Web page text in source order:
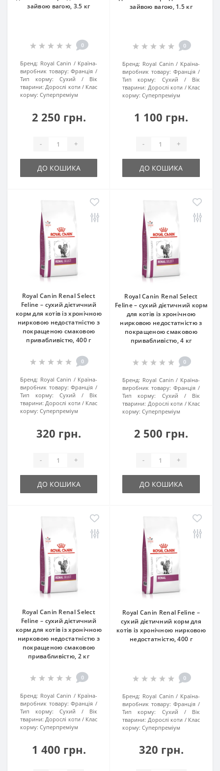
зайвою вагою, 3.5 кг
0
Бренд: Royal Canin
Країна-
виробник товару: Франція
Тип корму:
Сухий
Вік
тварини: Дорослі коти
Клас
корму: Суперпреміум
2 250 грн.
- +
ДО КОШИКА
зайвою вагою, 1.5 кг
0
Бренд: Royal Canin
Країна-
виробник товару: Франція
Тип корму:
Сухий
Вік
тварини: Дорослі коти
Клас
корму: Суперпреміум
1 100 грн.
- +
ДО КОШИКА
Royal Canin Renal Select
Feline – сухий дієтичний
корм для котів із хронічною
нирковою недостатністю з
покращеною смаковою
привабливістю, 400 г
0
Бренд: Royal Canin
Країна-
виробник товару: Франція
Тип корму:
Сухий
Вік
тварини: Дорослі коти
Клас
корму: Суперпреміум
320 грн.
- +
ДО КОШИКА
Royal Canin Renal Select
Feline – сухий дієтичний корм
для котів із хронічною
нирковою недостатністю з
покращеною смаковою
привабливістю, 4 кг
0
Бренд: Royal Canin
Країна-
виробник товару: Франція
Тип корму:
Сухий
Вік
тварини: Дорослі коти
Клас
корму: Суперпреміум
2 500 грн.
- +
ДО КОШИКА
Royal Canin Renal Select
Feline – сухий дієтичний
корм для котів із хронічною
нирковою недостатністю з
покращеною смаковою
привабливістю, 2 кг
0
Бренд: Royal Canin
Країна-
виробник товару: Франція
Тип корму:
Сухий
Вік
тварини: Дорослі коти
Клас
корму: Суперпреміум
1 400 грн.
Royal Canin Renal Feline –
сухий дієтичний корм для
котів із хронічною нирковою
недостатністю, 400 г
0
Бренд: Royal Canin
Країна-
виробник товару: Франція
Тип корму:
Сухий
Вік
тварини: Дорослі коти
Клас
корму: Суперпреміум
320 грн.